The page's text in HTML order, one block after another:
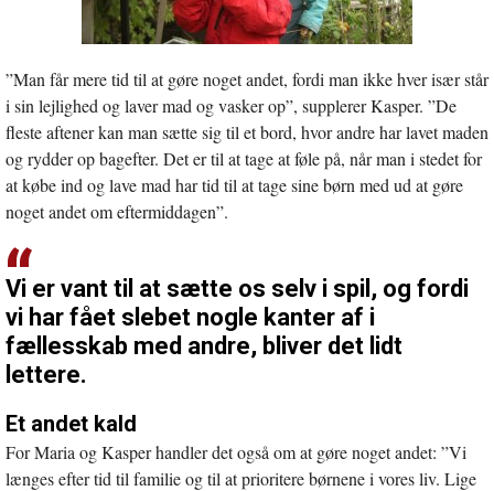
”Man får mere tid til at gøre noget andet, fordi man ikke hver især står
i sin lejlighed og laver mad og vasker op”, supplerer Kasper. ”De
fleste aftener kan man sætte sig til et bord, hvor andre har lavet maden
og rydder op bagefter. Det er til at tage at føle på, når man i stedet for
at købe ind og lave mad har tid til at tage sine børn med ud at gøre
noget andet om eftermiddagen”.
Vi er vant til at sætte os selv i spil, og fordi
vi har fået slebet nogle kanter af i
fællesskab med andre, bliver det lidt
lettere.
Et andet kald
For Maria og Kasper handler det også om at gøre noget andet: ”Vi
længes efter tid til familie og til at prioritere børnene i vores liv. Lige